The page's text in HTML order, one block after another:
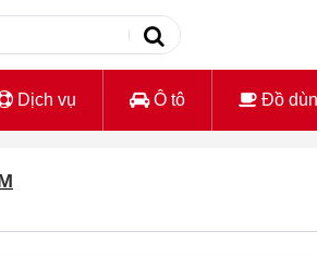
Dịch vụ Ô tô Đồ